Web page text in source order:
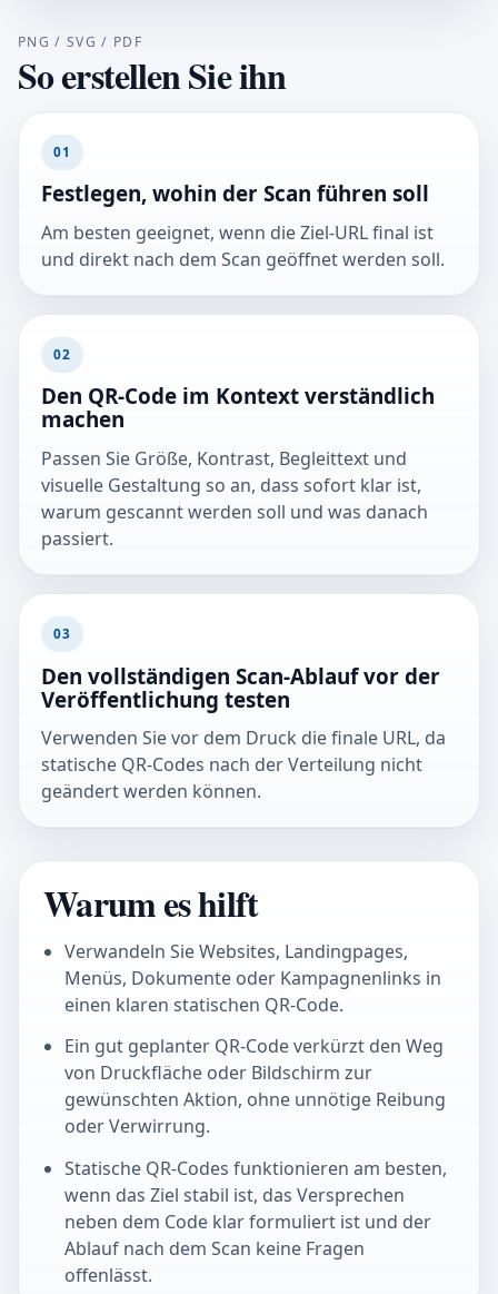
PNG / SVG / PDF
So erstellen Sie ihn
01
Festlegen, wohin der Scan führen soll
Am besten geeignet, wenn die Ziel-URL final ist
und direkt nach dem Scan geöffnet werden soll.
02
Den QR-Code im Kontext verständlich
machen
Passen Sie Größe, Kontrast, Begleittext und
visuelle Gestaltung so an, dass sofort klar ist,
warum gescannt werden soll und was danach
passiert.
03
Den vollständigen Scan-Ablauf vor der
Veröffentlichung testen
Verwenden Sie vor dem Druck die finale URL, da
statische QR-Codes nach der Verteilung nicht
geändert werden können.
Warum es hilft
Verwandeln Sie Websites, Landingpages,
Menüs, Dokumente oder Kampagnenlinks in
einen klaren statischen QR-Code.
Ein gut geplanter QR-Code verkürzt den Weg
von Druckfläche oder Bildschirm zur
gewünschten Aktion, ohne unnötige Reibung
oder Verwirrung.
Statische QR-Codes funktionieren am besten,
wenn das Ziel stabil ist, das Versprechen
neben dem Code klar formuliert ist und der
Ablauf nach dem Scan keine Fragen
offenlässt.